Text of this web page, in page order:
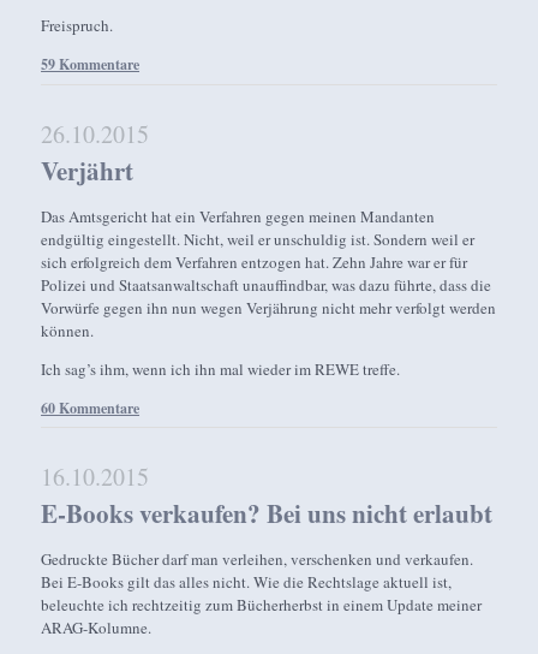
Freispruch.
59 Kommentare
26.10.2015
Verjährt
Das Amtsgericht hat ein Verfahren gegen meinen Mandanten
endgültig eingestellt. Nicht, weil er unschuldig ist. Sondern weil er
sich erfolgreich dem Verfahren entzogen hat. Zehn Jahre war er für
Polizei und Staatsanwaltschaft unauffindbar, was dazu führte, dass die
Vorwürfe gegen ihn nun wegen Verjährung nicht mehr verfolgt werden
können.
Ich sag’s ihm, wenn ich ihn mal wieder im REWE treffe.
60 Kommentare
16.10.2015
E-Books verkaufen? Bei uns nicht erlaubt
Gedruckte Bücher darf man verleihen, verschenken und verkaufen.
Bei E-Books gilt das alles nicht. Wie die Rechtslage aktuell ist,
beleuchte ich rechtzeitig zum Bücherherbst in einem Update meiner
ARAG-Kolumne.